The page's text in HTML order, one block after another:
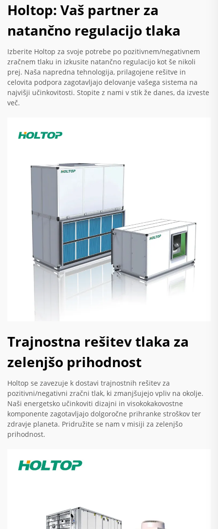
Holtop: Vaš partner za
natančno regulacijo tlaka
Izberite Holtop za svoje potrebe po pozitivnem/negativnem
zračnem tlaku in izkusite natančno regulacijo kot še nikoli
prej. Naša napredna tehnologija, prilagojene rešitve in
celovita podpora zagotavljajo delovanje vašega sistema na
najvišji učinkovitosti. Stopite z nami v stik že danes, da izveste
več.
Trajnostna rešitev tlaka za
zelenjšo prihodnost
Holtop se zavezuje k dostavi trajnostnih rešitev za
pozitivni/negativni zračni tlak, ki zmanjšujejo vpliv na okolje.
Naši energetsko učinkoviti dizajni in visokokakovostne
komponente zagotavljajo dolgoročne prihranke stroškov ter
zdravje planeta. Pridružite se nam v misiji za zelenjšo
prihodnost.